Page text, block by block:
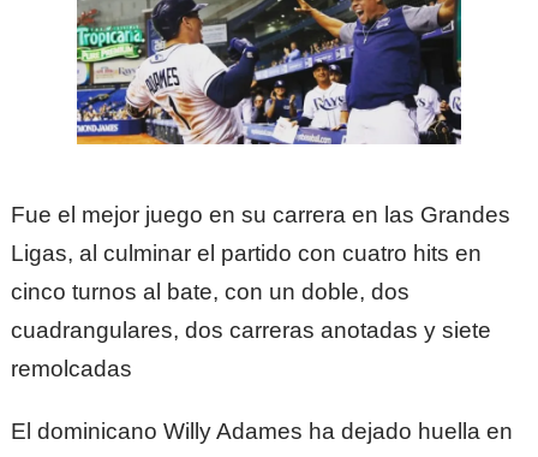
Fue el mejor juego en su carrera en las Grandes
Ligas, al culminar el partido con cuatro hits en
cinco turnos al bate, con un doble, dos
cuadrangulares, dos carreras anotadas y siete
remolcadas
El dominicano Willy Adames ha dejado huella en